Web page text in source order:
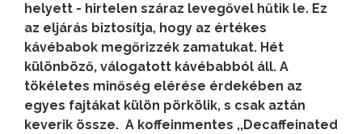
helyett - hirtelen száraz levegővel hűtik le. Ez
az eljárás biztosítja, hogy az értékes
kávébabok megőrizzék zamatukat. Hét
különböző, válogatott kávébabból áll. A
tökéletes minőség elérése érdekében az
egyes fajtákat külön pörkölik, s csak aztán
keverik össze. A koffeinmentes ,,Decaffeinated